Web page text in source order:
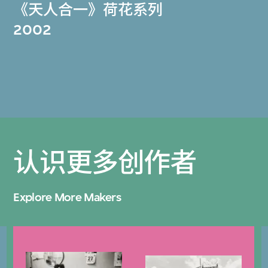
《天人合一》荷花系列
2002
认识更多创作者
Explore More Makers